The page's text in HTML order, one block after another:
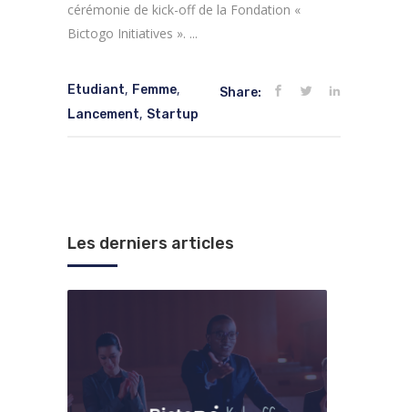
cérémonie de kick-off de la Fondation «
Bictogo Initiatives ». ...
Etudiant, Femme,
Lancement, Startup
Share:
Les derniers articles